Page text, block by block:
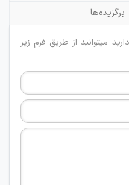
برگزیده‌ها
میتوانید از طریق فرم زیر